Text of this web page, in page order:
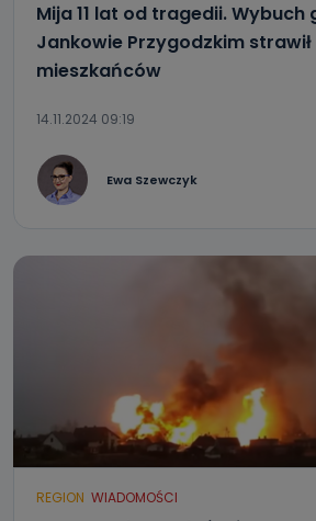
Mija 11 lat od tragedii. Wybuch
Jankowie Przygodzkim
mieszkańców
14.11.2024 09:19
Ewa Szewczyk
REGION WIADOMOŚCI